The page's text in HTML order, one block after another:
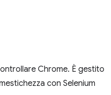
Chrome. È gestito
con Selenium